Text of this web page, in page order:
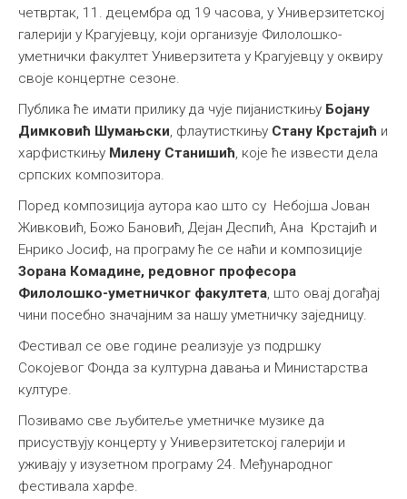
четвртак, 11. децембра од 19 часова, у Универзитетској
галерији у Крагујевцу, који организује Филолошко-
уметнички факултет Универзитета у Крагујевцу у оквиру
своје концертне сезоне.
Публика ће имати прилику да чује пијанисткињу Бојану
Димковић Шумањски, флаутисткињу Стану Крстајић и
харфисткињу Милену Станишић, које ће извести дела
српских композитора.
Поред композиција аутора као што су Небојша Јован
Живковић, Божо Бановић, Дејан Деспић, Ана Крстајић и
Енрико Јосиф, на програму ће се наћи и композиције
Зорана Комадине, редовног професора
Филолошко-уметничког факултета, што овај догађај
чини посебно значајним за нашу уметничку заједницу.
Фестивал се ове године реализује уз подршку
Сокојевог Фонда за културна давања и Министарства
културе.
Позивамо све љубитеље уметничке музике да
присуствују концерту у Универзитетској галерији и
уживају у изузетном програму 24. Међународног
фестивала харфе.